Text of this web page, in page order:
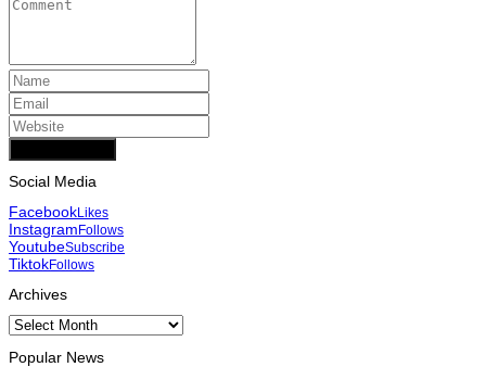
Social Media
FacebookLikes
InstagramFollows
YoutubeSubscribe
TiktokFollows
Archives
Archives
Popular News